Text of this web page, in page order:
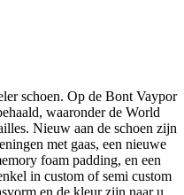
schoen. Op de Bont Vaypor
waaronder de World
Nieuw aan de schoen zijn
met gaas, een nieuwe
foam padding, en een
in custom of semi custom